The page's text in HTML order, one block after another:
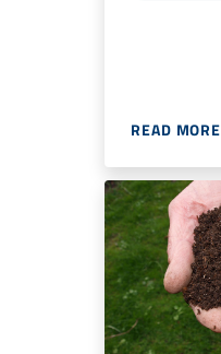
READ MORE